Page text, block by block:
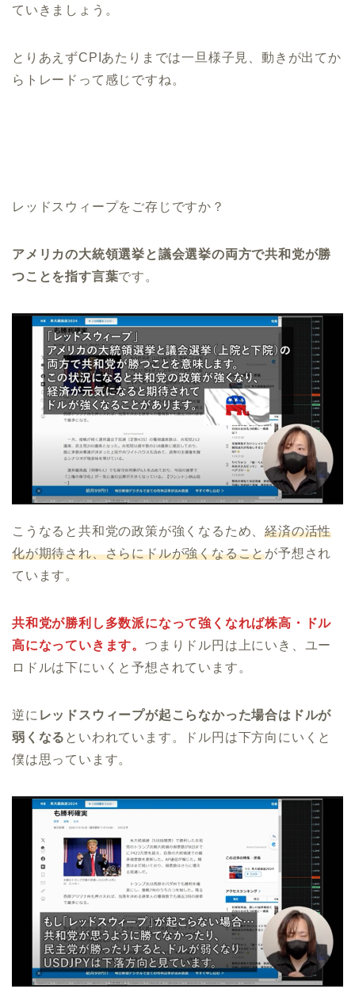
ていきましょう。
とりあえずCPIあたりまでは一旦様子見、動きが出てか
らトレードって感じですね。
レッドスウィープをご存じですか？
アメリカの大統領選挙と議会選挙の両方で共和党が勝
つことを指す言葉です。
こうなると共和党の政策が強くなるため、経済の活性
化が期待され、さらにドルが強くなることが予想され
ています。
共和党が勝利し多数派になって強くなれば株高・ドル
高になっていきます。 つまりドル円は上にいき、ユー
ロドルは下にいくと予想されています。
逆に レッドスウィープが起こらなかった場合はドルが
弱くなる といわれています。ドル円は下方向にいくと
僕は思っています。